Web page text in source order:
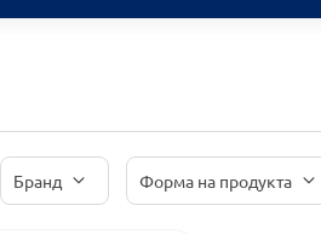
Бранд Форма на продукта